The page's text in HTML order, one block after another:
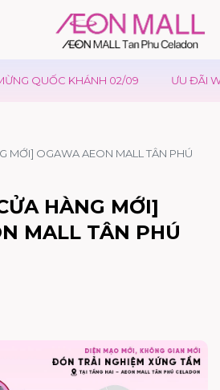
QUỐC KHÁNH 02/09 ƯU ĐÃI
MỚI] OGAWA AEON MALL TÂN PHÚ
HÀNG MỚI]
MALL TÂN PHÚ